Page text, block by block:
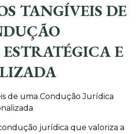
TANGÍVEIS DE
E
de uma Condução Jurídica
jurídica que valoriza a